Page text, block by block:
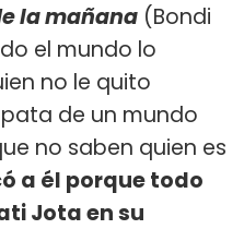
la mañana (Bondi
el mundo lo
no le quito
de un mundo
no saben quien es
a él porque todo
Jota en su